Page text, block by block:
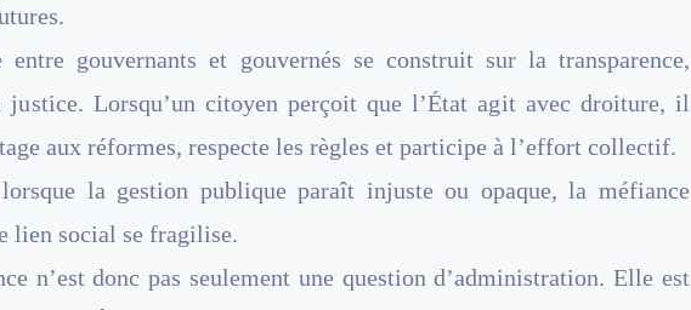
entre gouvernants et gouvernés se construit sur la transparence,
justice. Lorsqu’un citoyen perçoit que l’État agit avec droiture, il
aux réformes, respecte les règles et participe à l’effort collectif.
la gestion publique paraît injuste ou opaque, la méfiance
lien social se fragilise.
n’est donc pas seulement une question d’administration. Elle est